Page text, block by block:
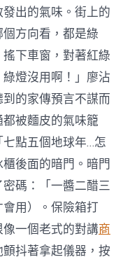
出的氣味。街上的
方向看，都是綠
下車窗，對著紅綠
燈沒用啊！」廖沾
的家傳預言不謀而
被麵皮的氣味籠
點五個地球年…怎
後面的暗門。暗門
碼：「一醬二醋三
用）。保險箱打
一個老式的對講商
抖著拿起儀器，按